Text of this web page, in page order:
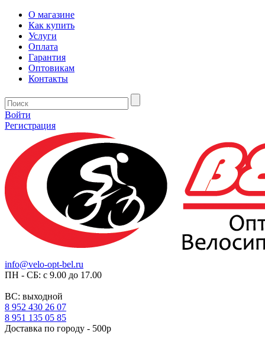
О магазине
Как купить
Услуги
Оплата
Гарантия
Оптовикам
Контакты
Войти
Регистрация
info@velo-opt-bel.ru
ПН - СБ: с 9.00 до 17.00
ВС: выходной
8 952 430 26 07
8 951 135 05 85
Доставка по городу - 500р